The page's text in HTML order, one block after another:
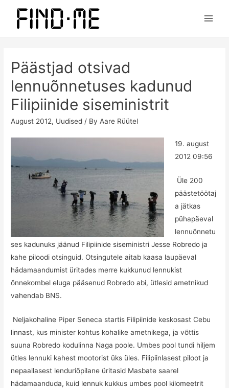
Päästjad otsivad
lennuõnnetuses kadunud
Filipiinide siseministrit
August 2012, Uudised / ByAare Rüütel
19. august
2012 09:56
Üle 200
päästetöötaj
a jätkas
pühapäeval
lennuõnnetu
ses kadunuks jäänud Filipiinide siseministri Jesse Robredo ja
kahe piloodi otsinguid. Otsingutele aitab kaasa laupäeval
hädamaandumist üritades merre kukkunud lennukist
õnnekombel eluga pääsenud Robredo abi, ütlesid ametnikud
vahendab BNS.
Neljakohaline Piper Seneca startis Filipiinide keskosast Cebu
linnast, kus minister kohtus kohalike ametnikega, ja võttis
suuna Robredo kodulinna Naga poole. Umbes pool tundi hiljem
ütles lennuki kahest mootorist üks üles. Filipiinlasest piloot ja
nepaallasest lenduriõpilane üritasid Masbate saarel
hädamaanduda, kuid lennuk kukkus umbes pool kilomeetrit